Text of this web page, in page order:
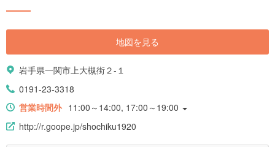
地図を見る
岩手県一関市上大槻街２-１
0191-23-3318
営業時間外 11:00～14:00, 17:00～19:00
http://r.goope.jp/shochiku1920